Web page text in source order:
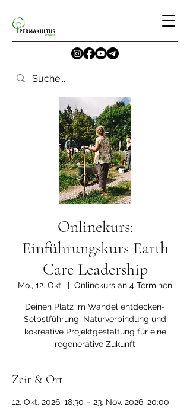
Onlinekurs:
Einführungskurs Earth
Care Leadership
Mo., 12. Okt.
  |
Onlinekurs an 4 Terminen
Deinen Platz im Wandel entdecken-
Selbstführung, Naturverbindung und
kokreative Projektgestaltung für eine
regenerative Zukunft
Zeit & Ort
12. Okt. 2026, 18:30 – 23. Nov. 2026, 20:00